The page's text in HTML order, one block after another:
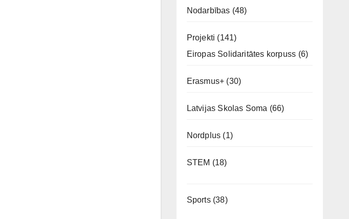
Nodarbības (48)
Projekti (141)
Eiropas Solidaritātes korpuss (6)
Erasmus+ (30)
Latvijas Skolas Soma (66)
Nordplus (1)
STEM (18)
Sports(38)